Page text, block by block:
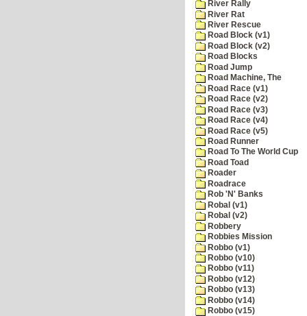
River Rally
River Rat
River Rescue
Road Block (v1)
Road Block (v2)
Road Blocks
Road Jump
Road Machine, The
Road Race (v1)
Road Race (v2)
Road Race (v3)
Road Race (v4)
Road Race (v5)
Road Runner
Road To The World Cup
Road Toad
Roader
Roadrace
Rob 'N' Banks
Robal (v1)
Robal (v2)
Robbery
Robbies Mission
Robbo (v1)
Robbo (v10)
Robbo (v11)
Robbo (v12)
Robbo (v13)
Robbo (v14)
Robbo (v15)